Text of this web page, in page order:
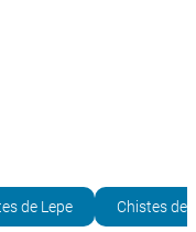
de Lepe Chistes de